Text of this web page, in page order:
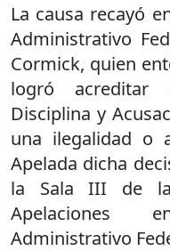
La causa recayó
Administrativo
Cormick, quien
logró
Disciplina y
una ilegalidad o
Apelada dicha
la Sala III de la
Apelaciones
Administrativo